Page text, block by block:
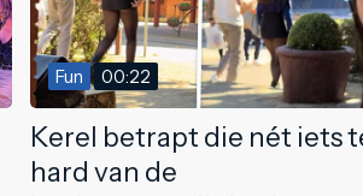
Fun 00:22
Kerel betrapt die nét iets
hard van de